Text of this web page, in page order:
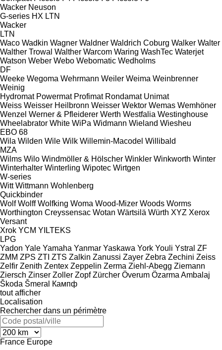
Wacker Neuson
G-series HX LTN
Wacker
LTN
Waco Wadkin Wagner Waldner Waldrich Coburg Walker Walter
Walther Trowal Walther Warcom Waring WashTec Waterjet
Watson Weber Webo Webomatic Wedholms
DF
Weeke Wegoma Wehrmann Weiler Weima Weinbrenner
Weinig
Hydromat Powermat Profimat Rondamat Unimat
Weiss Weisser Heilbronn Weisser Wektor Wemas Wemhöner
Wenzel Werner & Pfleiderer Werth Westfalia Westinghouse
Wheelabrator White WiPa Widmann Wieland Wiesheu
EBO 68
Wila Wilden Wile Wilk Willemin-Macodel Willibald
MZA
Wilms Wilo Windmöller & Hölscher Winkler Winkworth Winter
Winterhalter Winterling Wipotec Wirtgen
W-series
Witt Wittmann Wohlenberg
Quickbinder
Wolf Wolff Wolfking Woma Wood-Mizer Woods Worms
Worthington Creyssensac Wotan Wärtsilä Würth XYZ Xerox
Versant
Xrok YCM YILTEKS
LPG
Yadon Yale Yamaha Yanmar Yaskawa York Youli Ystral ZF
ZMM ZPS ZTI ZTS Zalkin Zanussi Zayer Zebra Zechini Zeiss
Zelfir Zenith Zentex Zeppelin Zerma Ziehl-Abegg Ziemann
Ziersch Zinser Zoller Zopf Zürcher Överum Özarma Ambalaj
Škoda Šmeral
Кампф
tout afficher
Localisation
Rechercher dans un périmètre
France Europe